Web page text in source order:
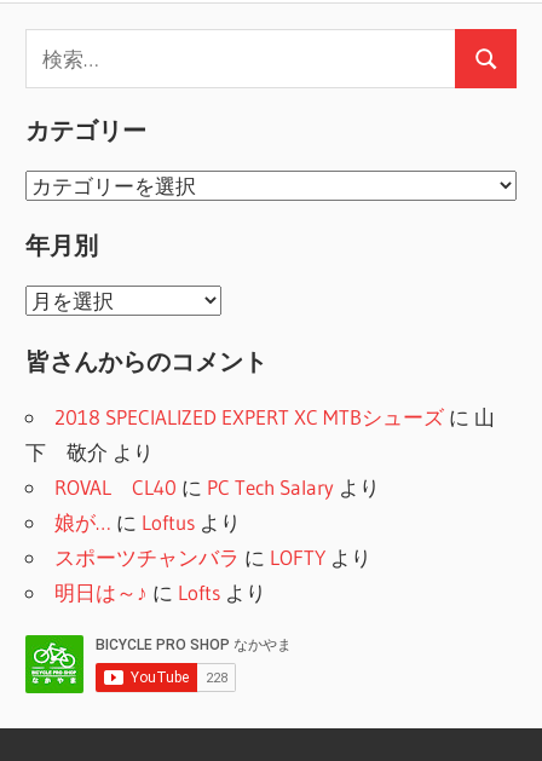
ナ
ビ
ゲ
ー
シ
ョ
ン
稿:
投
索:
検
カテゴリー
カ
ゴ
リ
年月別
年
別
皆さんからのコメント
2018 SPECIALIZED EXPERT XC MTBシューズ に 山
下 敬介 より
ROVAL CL40 に PC Tech Salary より
娘が… に Loftus より
スポーツチャンバラ に LOFTY より
明日は～♪ に Lofts より